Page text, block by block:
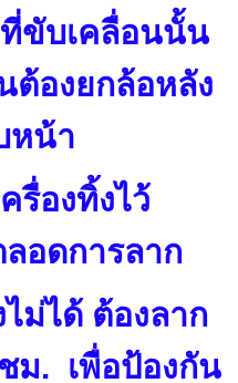
ที่ขับเคลื่อนนั้น
ต้องยกล้อหลัง
หน้า
รื่องทิ้งไว้
อดการลาก
ม่ได้ ต้องลาก
ม. เพื่อป้องกัน